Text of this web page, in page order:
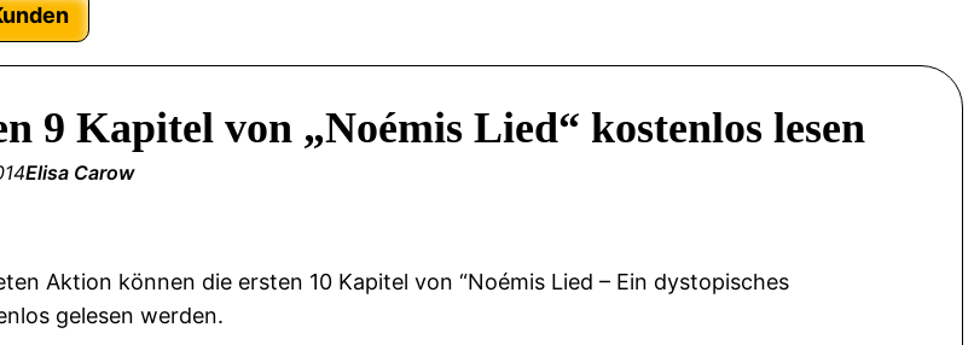
9 Kapitel von „Noémis Lied“ kostenlos lesen
Elisa Carow
Aktion können die ersten 10 Kapitel von “Noémis Lied – Ein dystopisches
gelesen werden.